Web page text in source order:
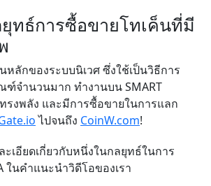
ยุทธ์การซื้อขายโทเค็นที่มี
หลักของระบบนิเวศ ซึ่งใช้เป็นวิธีการ
ฑ์จำนวนมาก ทำงานบนSMART
รงพลัง และมีการซื้อขายในการแลก
ไปจนถึง CoinW.com!
ะเอียดเกี่ยวกับหนึ่งในกลยุทธ์ในการ
ในคำแนะนำวิดีโอของเรา